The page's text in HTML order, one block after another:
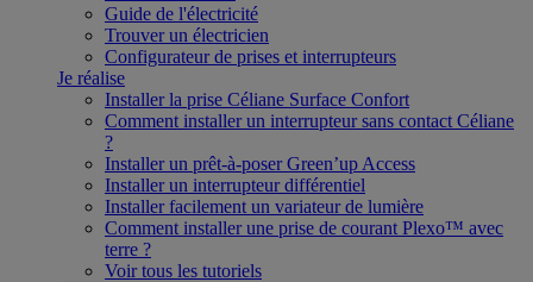
Guide de l'électricité
Trouver un électricien
Configurateur de prises et interrupteurs
Je réalise
Installer la prise Céliane Surface Confort
Comment installer un interrupteur sans contact Céliane
?
Installer un prêt-à-poser Green’up Access
Installer un interrupteur différentiel
Installer facilement un variateur de lumière
Comment installer une prise de courant Plexo™ avec
terre ?
Voir tous les tutoriels